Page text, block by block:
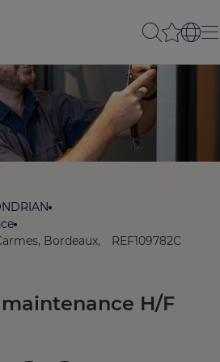
Bordeaux,
REF109782C
H/F